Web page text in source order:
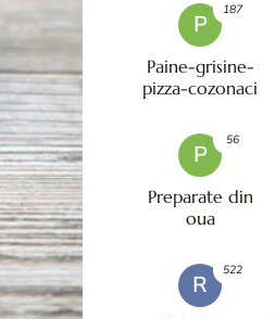
P
Paine-grisine-
pizza-cozonaci
187
P
Preparate din
oua
56
R
522